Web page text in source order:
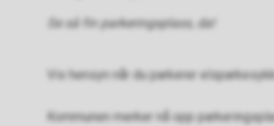
Se så fin parkeringsplass, da!
Vis hensyn når du parkerer
Kommunen merker nå opp